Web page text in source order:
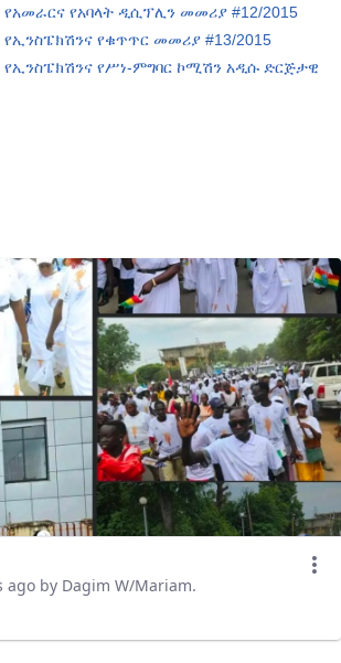
የአመራርና የአባላት ዲሲፕሊን መመሪያ #12/2015
የኢንስፔክሽንና የቁጥጥር መመሪያ #13/2015
የኢንስፔክሽንና የሥነ-ምግባር ኮሚሽን አዲሱ ድርጅታዊ
ago by Dagim W/Mariam.